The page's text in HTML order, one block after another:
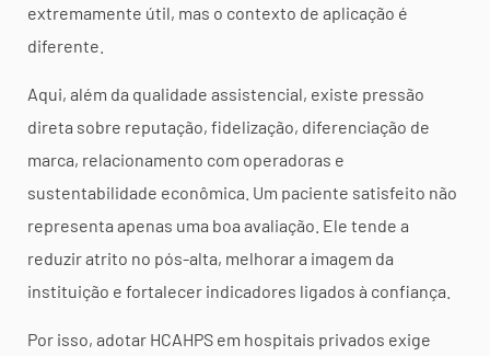
extremamente útil, mas o contexto de aplicação é
diferente.
Aqui, além da qualidade assistencial, existe pressão
direta sobre reputação, fidelização, diferenciação de
marca, relacionamento com operadoras e
sustentabilidade econômica. Um paciente satisfeito não
representa apenas uma boa avaliação. Ele tende a
reduzir atrito no pós-alta, melhorar a imagem da
instituição e fortalecer indicadores ligados à confiança.
Por isso, adotar HCAHPS em hospitais privados exige